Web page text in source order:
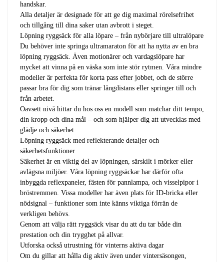
handskar.
Alla detaljer är designade för att ge dig maximal rörelsefrihet
och tillgång till dina saker utan avbrott i steget.
Löpning ryggsäck för alla löpare – från nybörjare till ultralöpare
Du behöver inte springa ultramaraton för att ha nytta av en bra
löpning ryggsäck. Även motionärer och vardagslöpare har
mycket att vinna på en väska som inte stör rytmen. Våra mindre
modeller är perfekta för korta pass efter jobbet, och de större
passar bra för dig som tränar långdistans eller springer till och
från arbetet.
Oavsett nivå hittar du hos oss en modell som matchar ditt tempo,
din kropp och dina mål – och som hjälper dig att utvecklas med
glädje och säkerhet.
Löpning ryggsäck med reflekterande detaljer och
säkerhetsfunktioner
Säkerhet är en viktig del av löpningen, särskilt i mörker eller
avlägsna miljöer. Våra löpning ryggsäckar har därför ofta
inbyggda reflexpaneler, fästen för pannlampa, och visselpipor i
bröstremmen. Vissa modeller har även plats för ID-bricka eller
nödsignal – funktioner som inte känns viktiga förrän de
verkligen behövs.
Genom att välja rätt ryggsäck visar du att du tar både din
prestation och din trygghet på allvar.
Utforska också utrustning för vinterns aktiva dagar
Om du gillar att hålla dig aktiv även under vintersäsongen,